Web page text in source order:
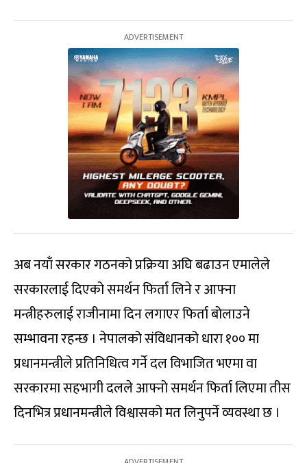
अब नयाँ सरकार गठनको प्रक्रिया अघि बढाउन एमालेले
सरकारलाई दिएको समर्थन फिर्ता लिने र आफ्ना
मन्त्रीहरुलाई राजीनामा दिन लगाएर फिर्ता बोलाउने
सम्भावना रहन्छ । नेपालको संविधानको धारा १०० मा
प्रधानमन्त्रीले प्रतिनिधित्व गर्ने दल विभाजित भएमा वा
सरकारमा सहभागी दलले आफ्नो समर्थन फिर्ता लिएमा तीस
दिनभित्र प्रधानमन्त्रीले विश्वासको मत लिनुपर्ने व्यवस्था छ ।